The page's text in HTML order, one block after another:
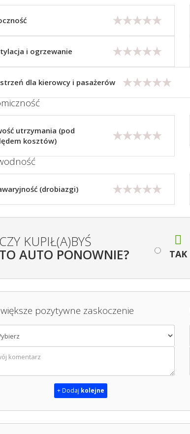
i ogrzewanie
dla kierowcy i pasażerów
utrzymania (pod
kosztów)
(drobiazgi)
KUPIŁ(A)BYŚ
AUTO PONOWNIE? TAK
pozytywne zaskoczenie
+ Dodaj kolejne